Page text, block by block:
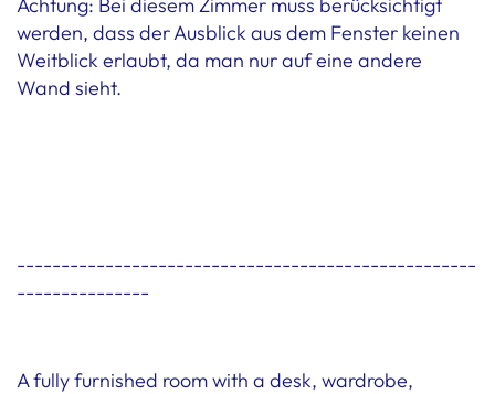
werden, dass der Ausblick aus dem Fenster keinen
Weitblick erlaubt, da man nur auf eine andere
Wand sieht.
----------------------------------------------------
---------------
A fully furnished room with a desk, wardrobe,